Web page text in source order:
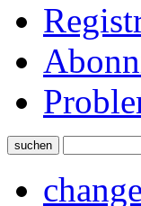
suchen